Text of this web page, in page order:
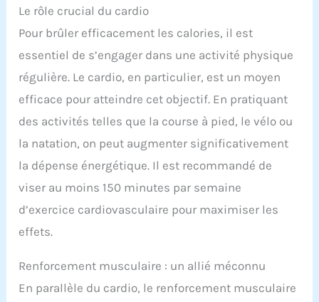
Le rôle crucial du cardio
Pour brûler efficacement les calories, il est
essentiel de s’engager dans une activité physique
régulière. Le cardio, en particulier, est un moyen
efficace pour atteindre cet objectif. En pratiquant
des activités telles que la course à pied, le vélo ou
la natation, on peut augmenter significativement
la dépense énergétique. Il est recommandé de
viser au moins 150 minutes par semaine
d’exercice cardiovasculaire pour maximiser les
effets.
Renforcement musculaire : un allié méconnu
En parallèle du cardio, le renforcement musculaire